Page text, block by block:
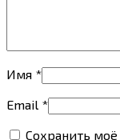
Имя *
Email *
Сохранить